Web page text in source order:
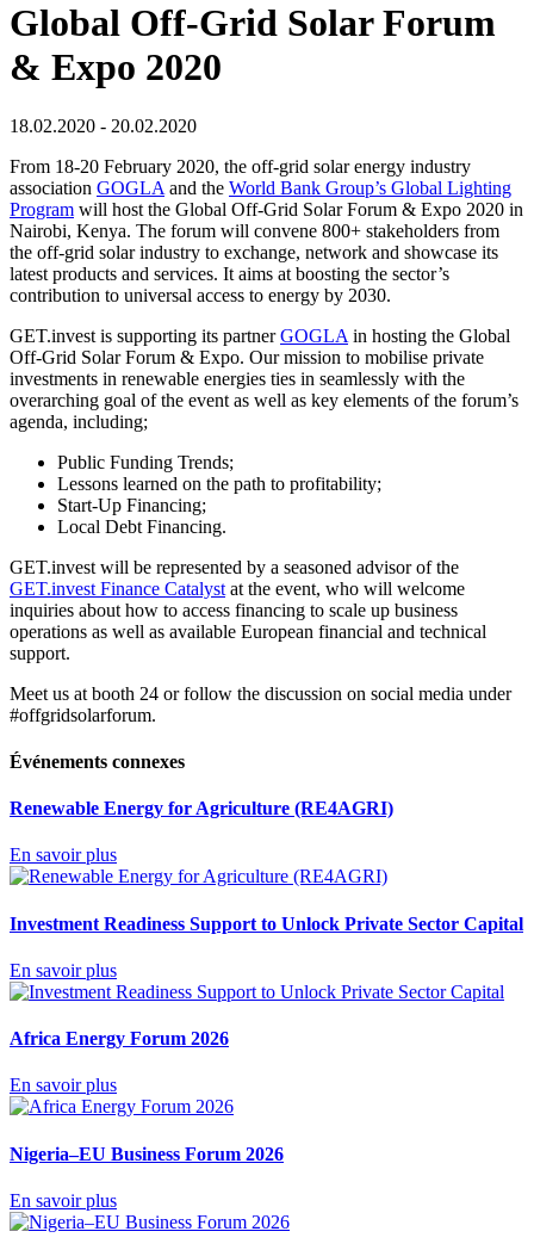
Global Off-Grid Solar Forum
& Expo 2020
18.02.2020 - 20.02.2020
From 18-20 February 2020, the off-grid solar energy industry
association GOGLA and the World Bank Group’s Global Lighting
Program will host the Global Off-Grid Solar Forum & Expo 2020 in
Nairobi, Kenya. The forum will convene 800+ stakeholders from
the off-grid solar industry to exchange, network and showcase its
latest products and services. It aims at boosting the sector’s
contribution to universal access to energy by 2030.
GET.invest is supporting its partnerGOGLA in hosting the Global
Off-Grid Solar Forum & Expo. Our mission to mobilise private
investments in renewable energies ties in seamlessly with the
overarching goal of the event as well as key elements of the forum’s
agenda, including;
Public Funding Trends;
Lessons learned on the path to profitability;
Start-Up Financing;
Local Debt Financing.
GET.invest will be represented by a seasoned advisor of the
GET.invest Finance Catalyst at the event, who will welcome
inquiries about how to access financing to scale up business
operations as well as available European financial and technical
support.
Meet us at booth 24 or follow the discussion on social media under
#offgridsolarforum.
Événements connexes
Renewable Energy for Agriculture (RE4AGRI)
En savoir plus
Investment Readiness Support to Unlock Private Sector Capital
En savoir plus
Africa Energy Forum 2026
En savoir plus
Nigeria–EU Business Forum 2026
En savoir plus